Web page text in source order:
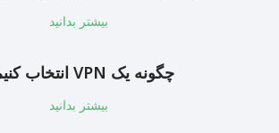
بیشتر بدانید
چگونه یک VPN انتخاب کنیم؟
بیشتر بدانید